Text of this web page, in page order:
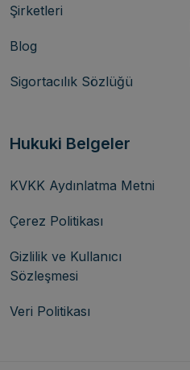
Şirketleri
Blog
Sigortacılık Sözlüğü
Hukuki Belgeler
KVKK Aydınlatma Metni
Çerez Politikası
Gizlilik ve Kullanıcı
Sözleşmesi
Veri Politikası